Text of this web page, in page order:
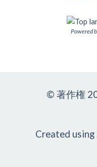
Powered
© 著作権
Created using